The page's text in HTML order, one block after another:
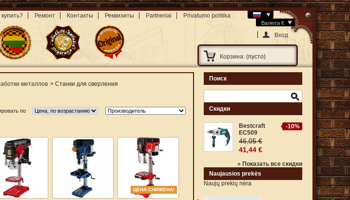
купить? Ремонт Контакты Реквизиты Partneriai Privatumo politika
Валюта €
Вход
Корзина: (пусто)
металлов > Станки для сверления
по
ЦЕНА СНИЖЕНА!
Поиск
Скидки
-10%
Bestcraft
EC509
46,05 €
41,44 €
» Показать все скидки
Naujausios prekės
Naujų prekių nėra